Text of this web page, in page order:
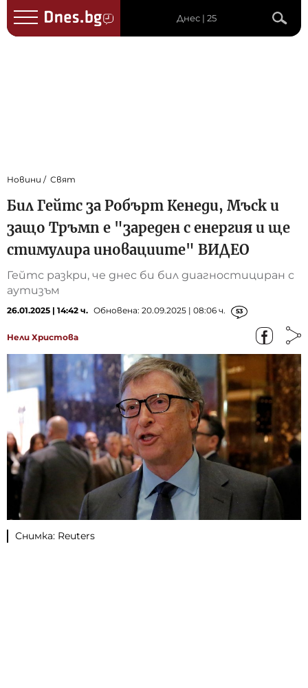
Днес | 25
Новини Свят
Бил Гейтс за Робърт Кенеди, Мъск и
защо Тръмп е "зареден с енергия и ще
стимулира иновациите" ВИДЕО
Гейтс разкри, че днес би бил диагностициран с
аутизъм
26.01.2025 | 14:42 ч. Обновена: 20.09.2025 | 08:06 ч. 53
Нели Христова
Снимка: Reuters